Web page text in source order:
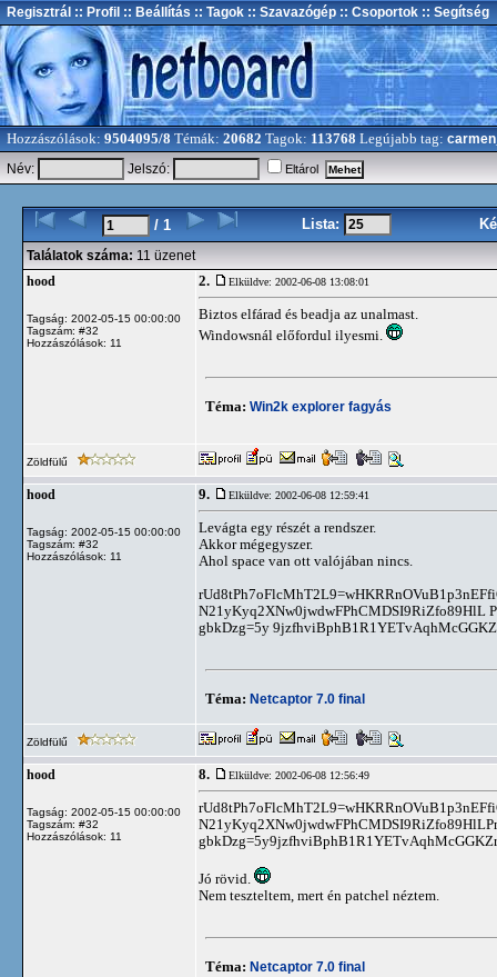
Regisztrál :: Profil :: Beállítás :: Tagok :: Szavazógép :: Csoportok :: Segítség
Hozzászólások: 9504095/8 Témák: 20682 Tagok: 113768 Legújabb tag:
Név:
Jelszó: Eltárol
/ 1 Lista:
Találatok száma: 11 üzenet
hood
Tagság: 2002-05-15 00:00:00
Tagszám: #32
Hozzászólások: 11
2. Elküldve: 2002-06-08 13:08:01
Biztos elfárad és beadja az unalmast.
Windowsnál előfordul ilyesmi.
Téma: Win2k explorer fagyás
Zöldfülű
hood
Tagság: 2002-05-15 00:00:00
Tagszám: #32
Hozzászólások: 11
9. Elküldve: 2002-06-08 12:59:41
Levágta egy részét a rendszer.
Akkor mégegyszer.
Ahol space van ott valójában nincs.
N21yKyq2XNw0jwdwFPhCMDSI9RiZfo89HlL
gbkDzg=5y
Téma: Netcaptor 7.0 final
Zöldfülű
hood
Tagság: 2002-05-15 00:00:00
Tagszám: #32
Hozzászólások: 11
8. Elküldve: 2002-06-08 12:56:49
Jó rövid.
Nem teszteltem, mert én patchel néztem.
Téma: Netcaptor 7.0 final